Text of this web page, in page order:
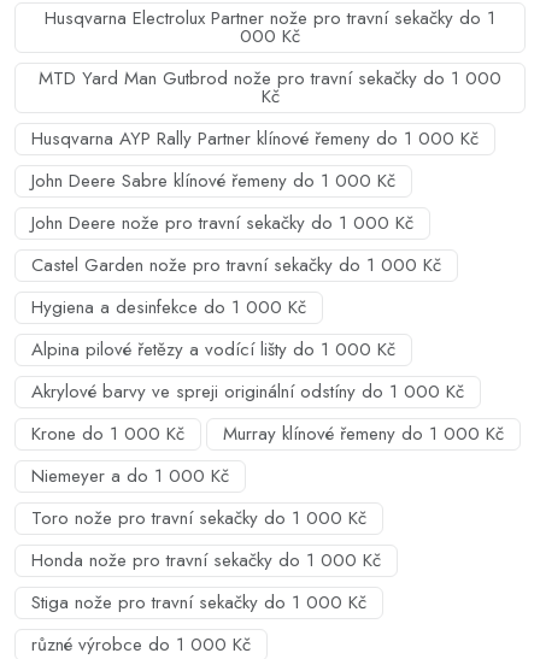
Husqvarna Electrolux Partner nože pro travní sekačky do 1
000 Kč
MTD Yard Man Gutbrod nože pro travní sekačky do 1 000
Kč
Husqvarna AYP Rally Partner klínové řemeny do 1 000 Kč
John Deere Sabre klínové řemeny do 1 000 Kč
John Deere nože pro travní sekačky do 1 000 Kč
Castel Garden nože pro travní sekačky do 1 000 Kč
Hygiena a desinfekce do 1 000 Kč
Alpina pilové řetězy a vodící lišty do 1 000 Kč
Akrylové barvy ve spreji originální odstíny do 1 000 Kč
Krone do 1 000 Kč
Murray klínové řemeny do 1 000 Kč
Niemeyer a do 1 000 Kč
Toro nože pro travní sekačky do 1 000 Kč
Honda nože pro travní sekačky do 1 000 Kč
Stiga nože pro travní sekačky do 1 000 Kč
různé výrobce do 1 000 Kč